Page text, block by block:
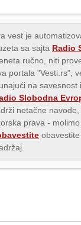
vest je
sa sajta Radio
ručno, niti
portala "Vesti.rs",
na savesnost
Slobodna
netačne navode,
prava -